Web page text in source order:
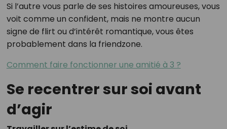
Si l’autre vous parle de ses histoires amoureuses, vous
voit comme un confident, mais ne montre aucun
signe de flirt ou d’intérêt romantique, vous êtes
probablement dans la friendzone.
Comment faire fonctionner une amitié à 3 ?
Se recentrer sur soi avant
d’agir